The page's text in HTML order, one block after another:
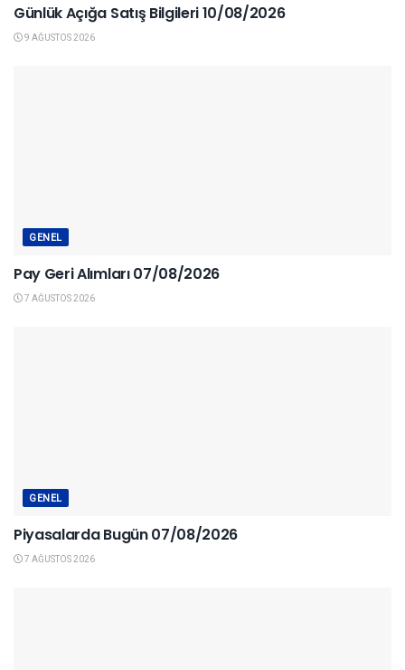
Günlük Açığa Satış Bilgileri 10/08/2026
9 AĞUSTOS 2026
GENEL
Pay Geri Alımları 07/08/2026
7 AĞUSTOS 2026
GENEL
Piyasalarda Bugün 07/08/2026
7 AĞUSTOS 2026